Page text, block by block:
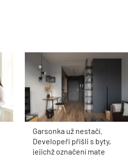
Garsonka už nestačí.
Developeři přišli s byty,
jejichž označení mate